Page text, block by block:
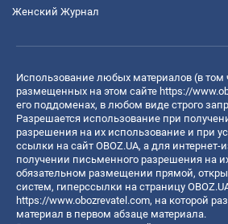
Женский Журнал
Использование любых материалов (в том
размещенных на этом сайте https://
его поддоменах, в любом виде строго
Разрешается использование при
разрешения на их использование и при
ссылки на сайт OBOZ.UA, а для интернет-
получении письменного разрешения на
обязательном размещении прямой,
систем, гиперссылки на страницу
https://www.obozrevatel.com, на которой
материал в первом абзаце материала.